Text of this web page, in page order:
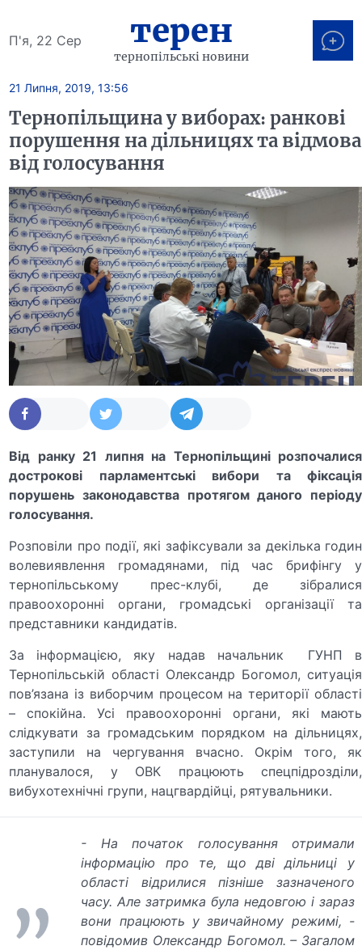
П'я, 22 Сер терен
тернопільські новини
21 Липня, 2019, 13:56
Тернопільщина у виборах: ранкові
порушення на дільницях та відмова
від голосування
Від ранку 21 липня на Тернопільщині розпочалися
дострокові парламентські вибори та фіксація
порушень законодавства протягом даного періоду
голосування.
Розповіли про події, які зафіксували за декілька годин
волевиявлення громадянами, під час брифінгу у
тернопільському прес-клубі, де зібралися
правоохоронні органи, громадські організації та
представники кандидатів.
За інформацією, яку надав начальник ГУНП в
Тернопільській області Олександр Богомол, ситуація
пов’язана із виборчим процесом на території області
– спокійна. Усі правоохоронні органи, які мають
слідкувати за громадським порядком на дільницях,
заступили на чергування вчасно. Окрім того, як
планувалося, у ОВК працюють спецпідрозділи,
вибухотехнічні групи, нацгвардійці, рятувальники.
- На початок голосування отримали
інформацію про те, що дві дільниці у
області відрилися пізніше зазначеного
часу. Але затримка була недовгою і зараз
вони працюють у звичайному режимі, -
повідомив Олександр Богомол. – Загалом